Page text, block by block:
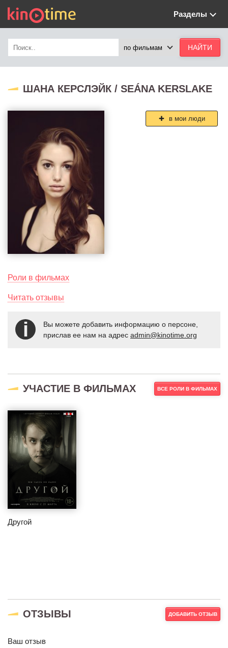
Разделы
ШАНА КЕРСЛЭЙК / SEÁNA KERSLAKE
Роли в фильмах
Читать отзывы
Вы можете добавить информацию о персоне,
прислав ее нам на адрес admin@kinotime.org
в мои люди
УЧАСТИЕ В ФИЛЬМАХ ВСЕ РОЛИ В ФИЛЬМАХ
Другой
ОТЗЫВЫ ДОБАВИТЬ ОТЗЫВ
Ваш отзыв